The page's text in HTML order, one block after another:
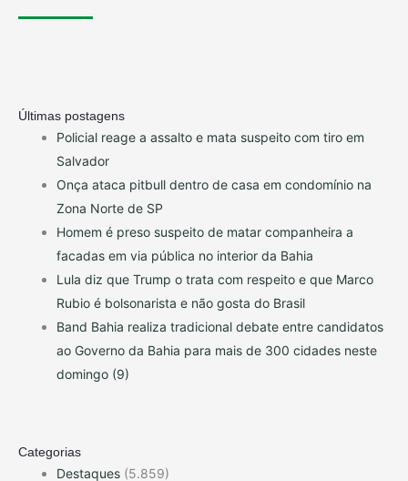
Últimas postagens
Policial reage a assalto e mata suspeito com tiro em
Salvador
Onça ataca pitbull dentro de casa em condomínio na
Zona Norte de SP
Homem é preso suspeito de matar companheira a
facadas em via pública no interior da Bahia
Lula diz que Trump o trata com respeito e que Marco
Rubio é bolsonarista e não gosta do Brasil
Band Bahia realiza tradicional debate entre candidatos
ao Governo da Bahia para mais de 300 cidades neste
domingo (9)
Categorias
Destaques (5.859)